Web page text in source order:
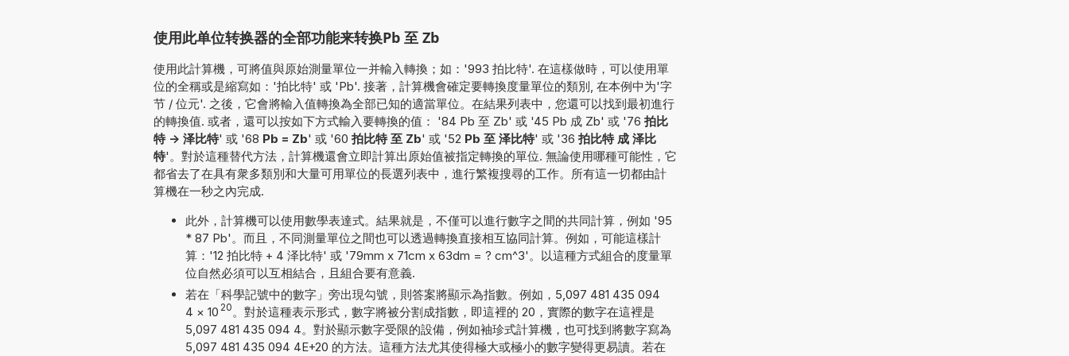
使用此单位转换器的全部功能来转换Pb 至 Zb
使用此計算機，可將值與原始測量單位一并輸入轉換；如：'993 拍比特'. 在這樣做時，可以使用單
位的全稱或是縮寫如：'拍比特' 或 'Pb'. 接著，計算機會確定要轉換度量單位的類別, 在本例中为'字
节 / 位元'. 之後，它會將輸入值轉換為全部已知的適當單位。在結果列表中，您還可以找到最初進行
的轉換值. 或者，還可以按如下方式輸入要轉換的值： '84 Pb 至 Zb' 或 '45 Pb 成 Zb' 或 '76 拍比
特 -> 泽比特' 或 '68 Pb = Zb' 或 '60 拍比特 至 Zb' 或 '52 Pb 至 泽比特' 或 '36 拍比特 成 泽比
特'。對於這種替代方法，計算機還會立即計算出原始值被指定轉換的單位. 無論使用哪種可能性，它
都省去了在具有衆多類別和大量可用單位的長選列表中，進行繁複搜尋的工作。所有這一切都由計
算機在一秒之內完成.
此外，計算機可以使用數學表達式。結果就是，不僅可以進行數字之間的共同計算，例如 '95
* 87 Pb'。而且，不同測量單位之間也可以透過轉換直接相互協同計算。例如，可能這樣計
算：'12 拍比特 + 4 泽比特' 或 '79mm x 71cm x 63dm = ? cm^3'。以這種方式組合的度量單
位自然必須可以互相結合，且組合要有意義.
若在「科學記號中的數字」旁出現勾號，則答案將顯示為指數。例如，5,097 481 435 094
4 × 10 20 。對於這種表示形式，數字將被分割成指數，即這裡的 20，實際的數字在這裡是
5,097 481 435 094 4。對於顯示數字受限的設備，例如袖珍式計算機，也可找到將數字寫為
5,097 481 435 094 4E+20 的方法。這種方法尤其使得極大或極小的數字變得更易讀。若在